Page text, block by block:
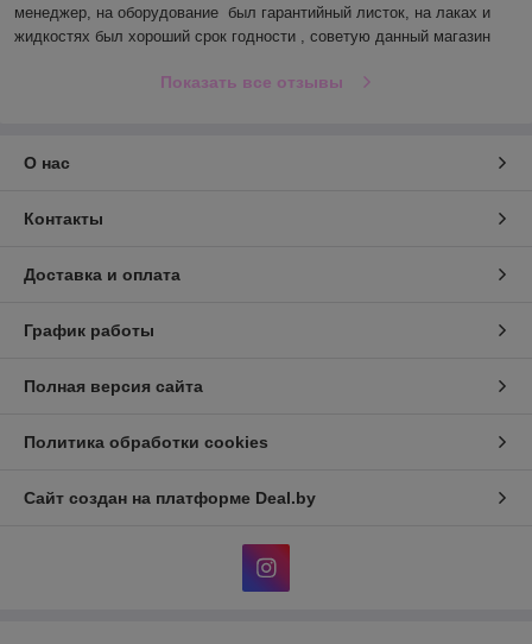
менеджер, на оборудование  был гарантийный листок, на лаках и
жидкостях был хороший срок годности , советую данный магазин
Показать все отзывы
О нас
Контакты
Доставка и оплата
График работы
Полная версия сайта
Политика обработки cookies
Сайт создан на платформе Deal.by